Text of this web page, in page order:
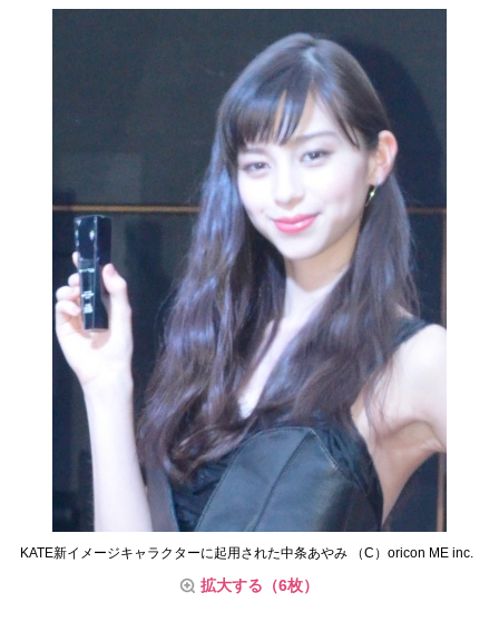
KATE新イメージキャラクターに起用された中条あやみ （C）oricon ME inc.
拡大する（6枚）